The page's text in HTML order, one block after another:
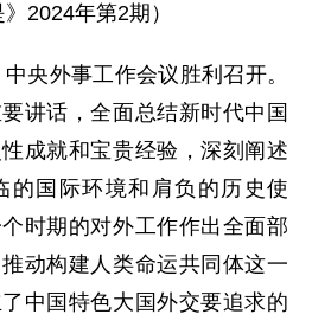
》2024年第2期）
央外事工作会议胜利召开。
讲话，全面总结新时代中国
成就和宝贵经验，深刻阐述
的国际环境和肩负的历史使
时期的对外工作作出全面部
动构建人类命运共同体这一
中国特色大国外交要追求的